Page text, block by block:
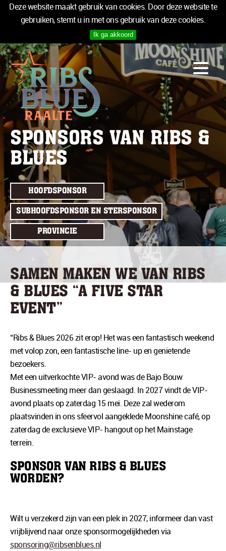
Deze website maakt gebruik van cookies. Door deze website te
gebruiken, stemt u in met ons gebruik van deze cookies.
Ik ga akkoord
PROGRAMMA
LOGIES
INFO
MEDIA
TICKETS
SPONSOREN
NIEUWSBRIEF
TICKETS
SPONSORS VAN RIBS &
BLUES
HOOFDSPONSOR
SUBHOOFDSPONSOR EN STERSPONSOR
PROVINCIE
SAMEN MAKEN WE VAN RIBS
& BLUES “A FIVE STAR
EVENT”
“Ribs & Blues 2026 zit erop! Het was een fantastisch weekend
met volop zon, een fantastische line- up en genietende
bezoekers.
Met een uitverkochte VIP- avond was de Bajo Bouw
Businessmeeting meer dan geslaagd. In 2027 vindt de VIP-
avond plaats op zaterdag 15 mei. Deze zal wederom
plaatsvinden in ons sfeervol aangeklede Moonshine café, op
zaterdag de exclusieve VIP- hangout op het Mainstage
terrein.
SPONSOR VAN RIBS & BLUES
WORDEN?
Wilt u verzekerd zijn van een plek in 2027, informeer dan vast
vrijblijvend naar onze sponsormogelijkheden via
sponsoring@ribsenblues.nl